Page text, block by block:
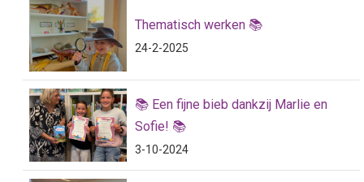
Thematisch werken 📚
24-2-2025
📚 Een fijne bieb dankzij Marlie en
Sofie! 📚
3-10-2024